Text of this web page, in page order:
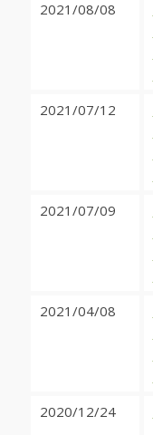
2021/08/08
2021/07/12
2021/07/09
2021/04/08
2020/12/24